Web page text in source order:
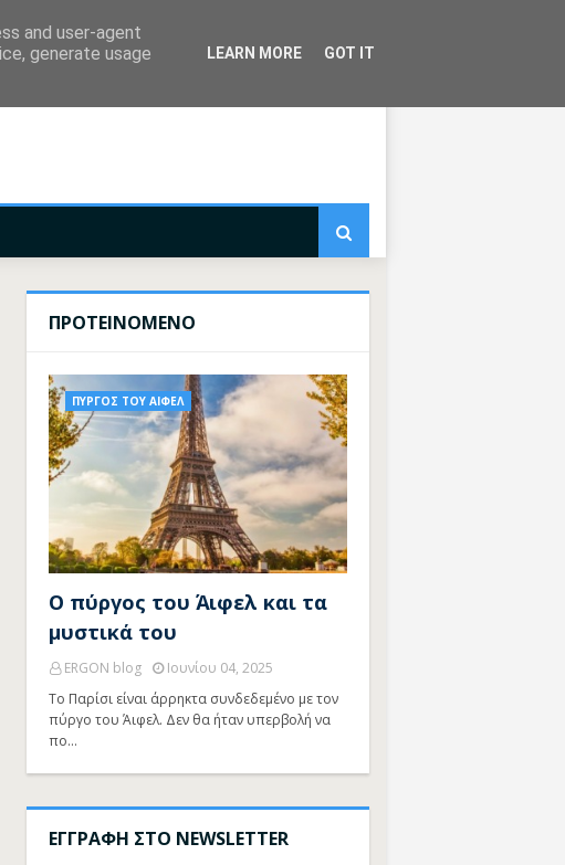
ΠΡΟΤΕΙΝΟΜΕΝΟ
ΠΥΡΓΟΣ ΤΟΥ ΑΙΦΕΛ
Ο πύργος του Άιφελ και τα
μυστικά του
ERGON blog
Ιουνίου 04, 2025
Το Παρίσι είναι άρρηκτα συνδεδεμένο με τον
πύργο του Άιφελ. Δεν θα ήταν υπερβολή να
πο…
ΕΓΓΡΑΦΗ ΣΤΟ NEWSLETTER
and user-agent
generate usage
LEARN MORE GOT IT